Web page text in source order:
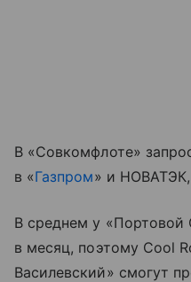
В «Совкомфлоте»
в «Газпром» и НОВАТЭК,
В среднем у «Портовой
в месяц, поэтому Cool
Василевский» смогут